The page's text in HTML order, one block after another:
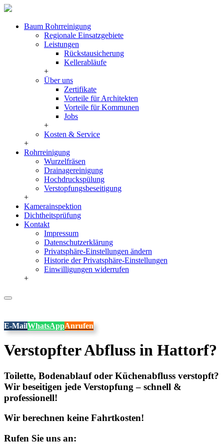
Baum Rohrreinigung
Regionale Einsatzgebiete
Leistungen
Rückstausicherung
Kellerabläufe
+
Über uns
Zertifikate
Vorteile für Architekten
Vorteile für Kommunen
Jobs
+
Kosten & Service
+
Rohrreinigung
Wurzelfräsen
Drainagereinigung
Hochdruckspülung
Verstopfungsbeseitigung
+
Kamerainspektion
Dichtheitsprüfung
Kontakt
Impressum
Datenschutzerklärung
Privatsphäre-Einstellungen ändern
Historie der Privatsphäre-Einstellungen
Einwilligungen widerrufen
+
E-MailWhatsAppAnrufen
Verstopfter Abfluss in Hattorf?
Toilette, Bodenablauf oder Küchenabfluss verstopft?
Wir beseitigen jede Verstopfung – schnell &
professionell!
Wir berechnen keine Fahrtkosten!
Rufen Sie uns an: